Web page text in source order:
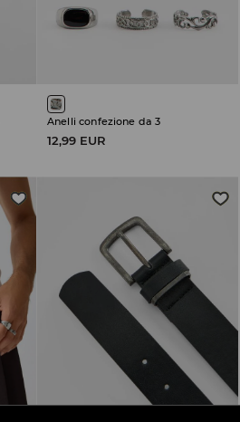
Anelli confezione da 3
12,99 EUR